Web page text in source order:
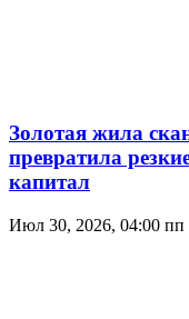
Золотая жила
превратила
капитал
Июл 30, 2026, 04:00 пп